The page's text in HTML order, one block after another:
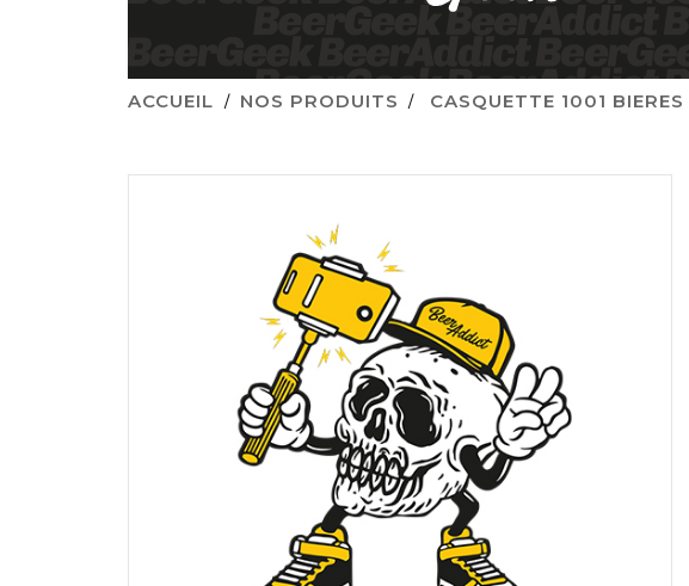
ACCUEIL NOS PRODUITS CASQUETTE 1001